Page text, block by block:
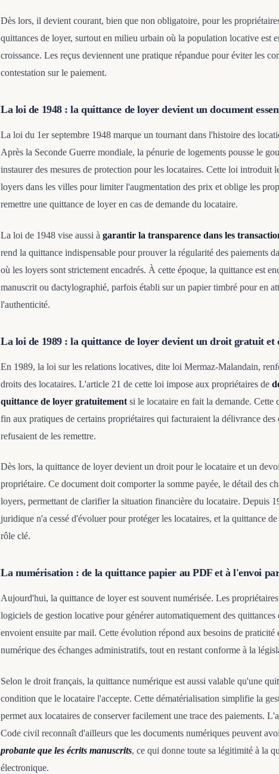
Dès lors, il devient courant, bien que non obligatoire, pour les
quittances de loyer, surtout en milieu urbain où la population locative est
croissance. Les reçus deviennent une pratique répandue pour éviter les
contestation sur le paiement.
La loi de 1948 : la quittance de loyer devient un document
La loi du 1er septembre 1948 marque un tournant dans l'histoire des
Après la Seconde Guerre mondiale, la pénurie de logements pousse le
instaurer des mesures de protection pour les locataires. Cette loi introduit
loyers dans les villes pour limiter l'augmentation des prix et oblige les
remettre une quittance de loyer en cas de demande du locataire.
La loi de 1948 vise aussi à garantir la transparence dans les
rend la quittance indispensable pour prouver la régularité des paiements
où les loyers sont strictement encadrés. À cette époque, la quittance est
manuscrit ou dactylographié, parfois établi sur un papier timbré pour en
l'authenticité.
La loi de 1989 : la quittance de loyer devient un droit gratuit et
En 1989, la loi sur les relations locatives, dite loi Mermaz-Malandain,
droits des locataires. L'article 21 de cette loi impose aux propriétaires de
quittance de loyer gratuitement si le locataire en fait la demande. Cette
fin aux pratiques de certains propriétaires qui facturaient la délivrance des
refusaient de les remettre.
Dès lors, la quittance de loyer devient un droit pour le locataire et un
propriétaire. Ce document doit comporter la somme payée, le détail des
loyers, permettant de clarifier la situation financière du locataire. Depuis
juridique n'a cessé d'évoluer pour protéger les locataires, et la quittance
rôle clé.
La numérisation : de la quittance papier au PDF et à l'envoi
Aujourd'hui, la quittance de loyer est souvent numérisée. Les
logiciels de gestion locative pour générer automatiquement des
envoient ensuite par mail. Cette évolution répond aux besoins de praticité
numérique des échanges administratifs, tout en restant conforme à la
Selon le droit français, la quittance numérique est aussi valable qu'une
condition que le locataire l'accepte. Cette dématérialisation simplifie la
permet aux locataires de conserver facilement une trace des paiements.
Code civil reconnaît d'ailleurs que les documents numériques peuvent
probante que les écrits manuscrits, ce qui donne toute sa légitimité à la
électronique.